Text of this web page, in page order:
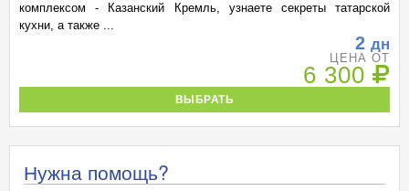
комплексом - Казанский Кремль, узнаете секреты татарской
кухни, а также ...
2 дн
ЦЕНА ОТ
6 300
ВЫБРАТЬ
Нужна помощь?